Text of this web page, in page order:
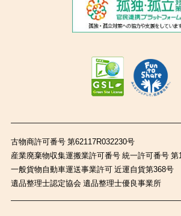
古物商許可番号 第62117R032230号
産業廃棄物収集運搬業許可番号 統一許可番号 第
一般貨物自動車運送事業許可 近運自貨第368号
遺品整理士認定協会 遺品整理士優良事業所